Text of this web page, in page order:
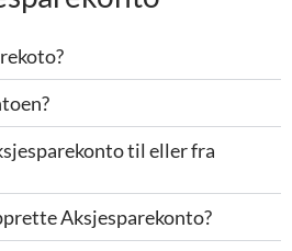
til eller fra
Aksjesparekonto?